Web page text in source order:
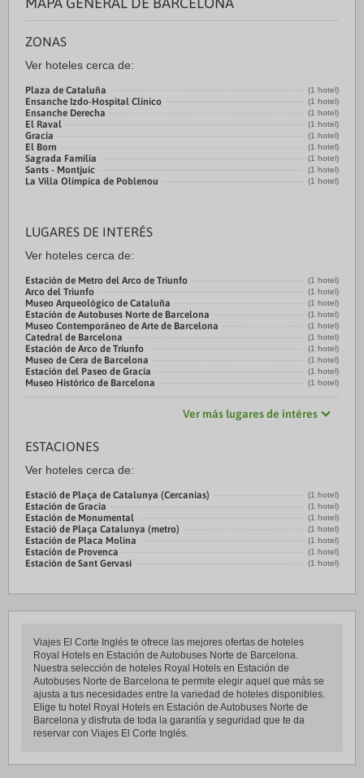
ZONAS
Ver hoteles cerca de:
Plaza de Cataluña (1 hotel)
Ensanche Izdo-Hospital Clínico (1 hotel)
Ensanche Derecha (1 hotel)
El Raval (1 hotel)
Gracia (1 hotel)
El Born (1 hotel)
Sagrada Familia (1 hotel)
Sants - Montjuic (1 hotel)
La Villa Olímpica de Poblenou (1 hotel)
LUGARES DE INTERÉS
Ver hoteles cerca de:
Estación de Metro del Arco de Triunfo (1 hotel)
Arco del Triunfo (1 hotel)
Museo Arqueológico de Cataluña (1 hotel)
Estación de Autobuses Norte de Barcelona (1 hotel)
Museo Contemporáneo de Arte de Barcelona (1 hotel)
Catedral de Barcelona (1 hotel)
Estación de Arco de Triunfo (1 hotel)
Museo de Cera de Barcelona (1 hotel)
Estación del Paseo de Gracia (1 hotel)
Museo Histórico de Barcelona (1 hotel)
Ver más lugares de intéres
ESTACIONES
Ver hoteles cerca de:
Estació de Plaça de Catalunya (Cercanias) (1 hotel)
Estación de Gracia (1 hotel)
Estación de Monumental (1 hotel)
Estació de Plaça Catalunya (metro) (1 hotel)
Estación de Placa Molina (1 hotel)
Estación de Provenca (1 hotel)
Estación de Sant Gervasi (1 hotel)
Viajes El Corte Inglés te ofrece las mejores ofertas de hoteles
Royal Hotels en Estación de Autobuses Norte de Barcelona.
Nuestra selección de hoteles Royal Hotels en Estación de
Autobuses Norte de Barcelona te permite elegir aquel que más se
ajusta a tus necesidades entre la variedad de hoteles disponibles.
Elige tu hotel Royal Hotels en Estación de Autobuses Norte de
Barcelona y disfruta de toda la garantía y seguridad que te da
reservar con Viajes El Corte Inglés.